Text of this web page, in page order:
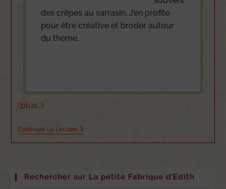
des crêpes au sarrasin. J’en profite
pour être créative et broder autour
du thème.
(plus…)
Continuer La Lecture
Rechercher sur La petite Fabrique d’Edith